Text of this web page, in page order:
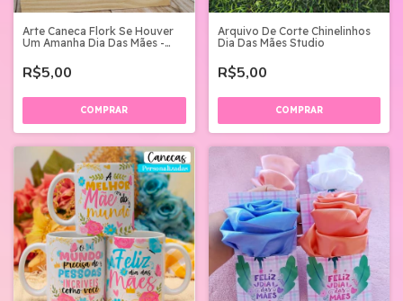
Arte Caneca Flork Se Houver
Um Amanha Dia Das Mães -
R$5,00
Arquivo De Corte Chinelinhos
Dia Das Mães Studio
R$5,00